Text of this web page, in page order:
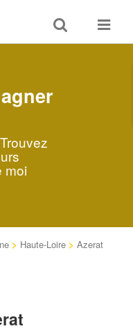
Toggle
search
Toggle
moi
> Haute-Loire > Azerat